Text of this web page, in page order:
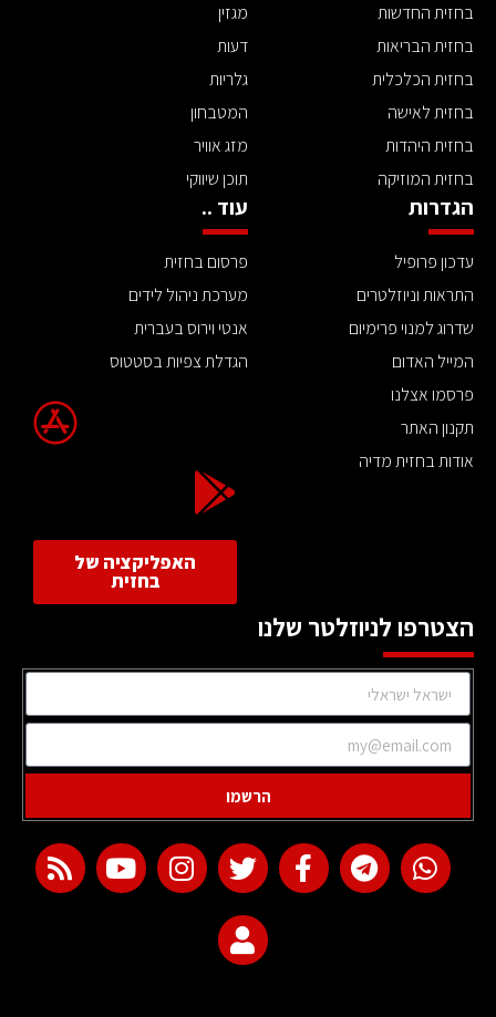
בחזית החדשות
בחזית הבריאות
בחזית הכלכלית
בחזית לאישה
בחזית היהדות
בחזית המוזיקה
מגזין
דעות
גלריות
המטבחון
מזג אוויר
תוכן שיווקי
הגדרות
עדכון פרופיל
התראות וניוזלטרים
שדרוג למנוי פרימיום
המייל האדום
פרסמו אצלנו
תקנון האתר
אודות בחזית מדיה
עוד ..
פרסום בחזית
מערכת ניהול לידים
אנטי וירוס בעברית
הגדלת צפיות בסטטוס
האפליקציה של
בחזית
הצטרפו לניוזלטר שלנו
הרשמו